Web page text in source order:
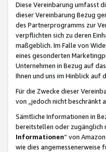
Diese Vereinbarung umfasst
dieser Vereinbarung Bezug
des Partnerprogramms zur
verpflichten sich zu deren
maßgeblich. Im Falle von
eines gesonderten
Unternehmen in Bezug auf
Ihnen und uns im Hinblick
Für die Zwecke dieser
von „jedoch nicht beschränkt
Sämtliche Informationen in
bereitstellen oder zugänglich
Informationen“ von
wie dies angemessenerweise